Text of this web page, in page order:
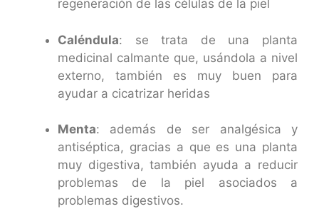
regeneración de las células de la piel
Caléndula: se trata de una planta
medicinal calmante que, usándola a nivel
externo, también es muy buen para
ayudar a cicatrizar heridas
Menta: además de ser analgésica y
antiséptica, gracias a que es una planta
muy digestiva, también ayuda a reducir
problemas de la piel asociados a
problemas digestivos.